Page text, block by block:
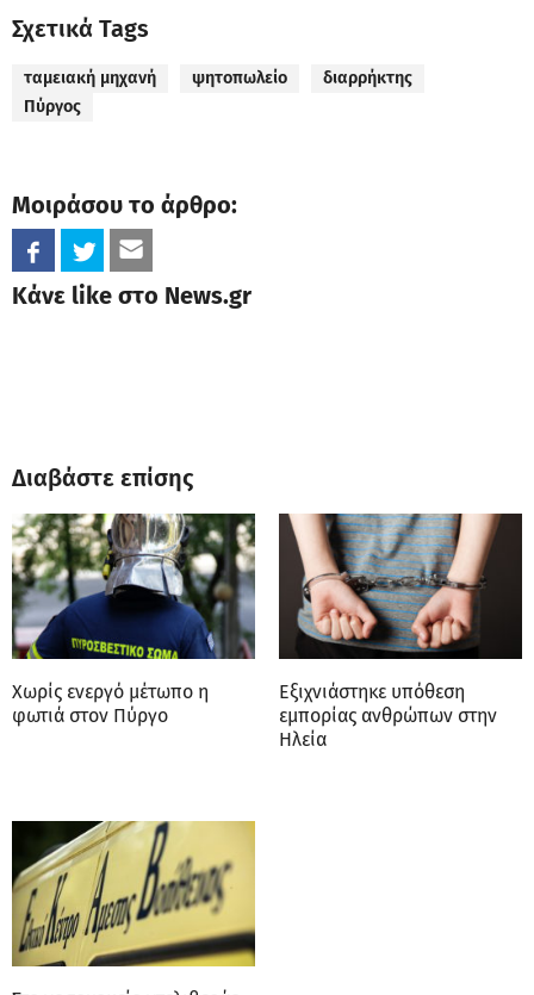
Σχετικά Tags
ταμειακή μηχανή ψητοπωλείο
διαρρήκτης
Πύργος
Μοιράσου το άρθρο:
Κάνε like στο News.gr
Διαβάστε επίσης
Χωρίς ενεργό μέτωπο η
φωτιά στον Πύργο
Εξιχνιάστηκε υπόθεση
εμπορίας ανθρώπων στην
Ηλεία